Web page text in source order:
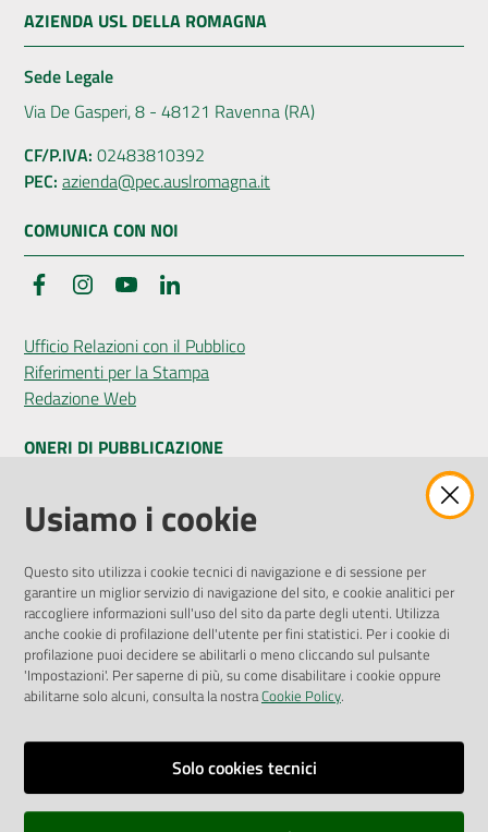
AZIENDA USL DELLA ROMAGNA
Sede Legale
Via De Gasperi, 8 - 48121 Ravenna (RA)
CF/P.IVA: 02483810392
PEC: azienda@pec.auslromagna.it
COMUNICA CON NOI
FacebookInstagramYouTube
Ufficio Relazioni con il Pubblico
Riferimenti per la Stampa
Redazione Web
ONERI DI PUBBLICAZIONE
Amministrazione Trasparente
Pubblicità legale
Privacy Policy
Attuazione Misure PNRR
Liste di Attesa
ENTI, IMPRESE E PARTNER
Fatturazione Elettronica
Richiesta Patrocinio
Usiamo i cookie
Questo sito utilizza i cookie tecnici di navigazione e di sessione per
garantire un miglior servizio di navigazione del sito, e cookie analitici per
raccogliere informazioni sull'uso del sito da parte degli utenti. Utilizza
anche cookie di profilazione dell'utente per fini statistici. Per i cookie di
profilazione puoi decidere se abilitarli o meno cliccando sul pulsante
'Impostazioni'. Per saperne di più, su come disabilitare i cookie oppure
abilitarne solo alcuni, consulta la nostraCookie Policy.
Solo cookies tecnici